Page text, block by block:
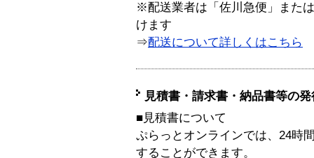
※配送業者は「佐川急便」また
けます
⇒配送について詳しくはこちら
見積書・請求書・納品書等の
■見積書について
ぷらっとオンラインでは、24時
することができます。